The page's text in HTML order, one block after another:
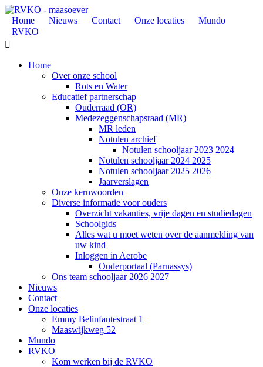
Home Nieuws Contact Onze locaties
Mundo
RVKO

Home
Over onze school
Rots en Water
Educatief partnerschap
Ouderraad (OR)
Medezeggenschapsraad (MR)
MR leden
Notulen archief
Notulen schooljaar 2023 2024
Notulen schooljaar 2024 2025
Notulen schooljaar 2025 2026
Jaarverslagen
Onze kernwoorden
Diverse informatie voor ouders
Overzicht vakanties, vrije dagen en studiedagen
Schoolgids
Alles wat u moet weten over de aanmelding van
uw kind
Inloggen in Aerobe
Ouderportaal (Parnassys)
Ons team schooljaar 2026 2027
Nieuws
Contact
Onze locaties
Emmy Belinfantestraat 1
Maaswijkweg 52
Mundo
RVKO
Kom werken bij de RVKO